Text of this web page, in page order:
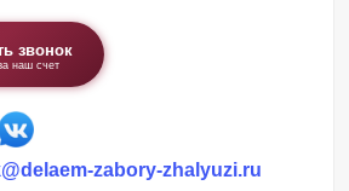
звонок
наш счет
zabory-zhalyuzi.ru